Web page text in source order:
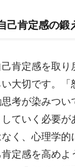
己肯定感の鍛
肯定感を取り
大切です。「
考が染みつい
ていく必要が
く、心理学的
定感を高めよ